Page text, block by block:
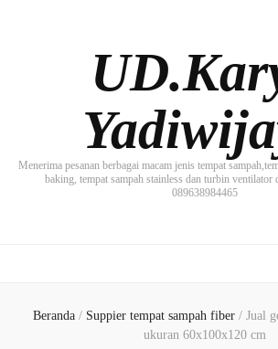
Menerima pesanan berbagai macam jenis tempat
baking, tempat sampah stainless dan turbin ventilator
089638984465
Beranda / Suppier tempat sampah fiber / Jual
ukuran 60x100x120 cm